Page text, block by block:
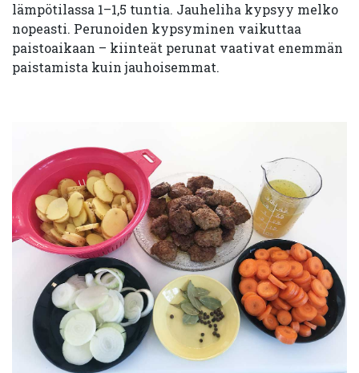
lämpötilassa 1–1,5 tuntia. Jauheliha kypsyy melko
nopeasti. Perunoiden kypsyminen vaikuttaa
paistoaikaan – kiinteät perunat vaativat enemmän
paistamista kuin jauhoisemmat.